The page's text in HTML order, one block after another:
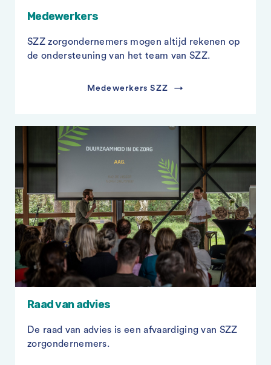
Medewerkers
SZZ zorgondernemers mogen altijd rekenen op
de ondersteuning van het team van SZZ.
Medewerkers SZZ
Raad van advies
De raad van advies is een afvaardiging van SZZ
zorgondernemers.